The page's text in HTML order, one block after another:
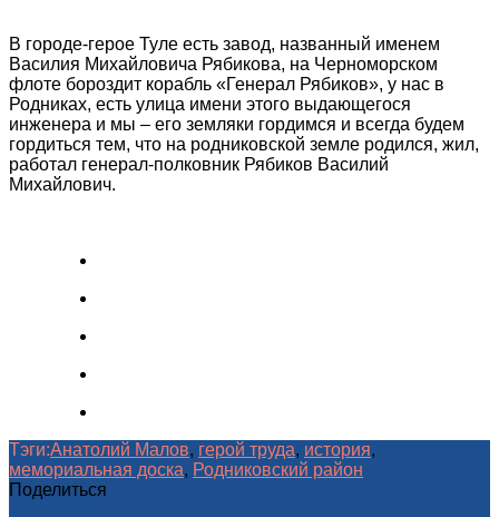
В городе-герое Туле есть завод, названный именем
Василия Михайловича Рябикова, на Черноморском
флоте бороздит корабль «Генерал Рябиков», у нас в
Родниках, есть улица имени этого выдающегося
инженера и мы – его земляки гордимся и всегда будем
гордиться тем, что на родниковской земле родился, жил,
работал генерал-полковник Рябиков Василий
Михайлович.
Тэги:Анатолий Малов, герой труда, история,
мемориальная доска, Родниковский район
Поделиться